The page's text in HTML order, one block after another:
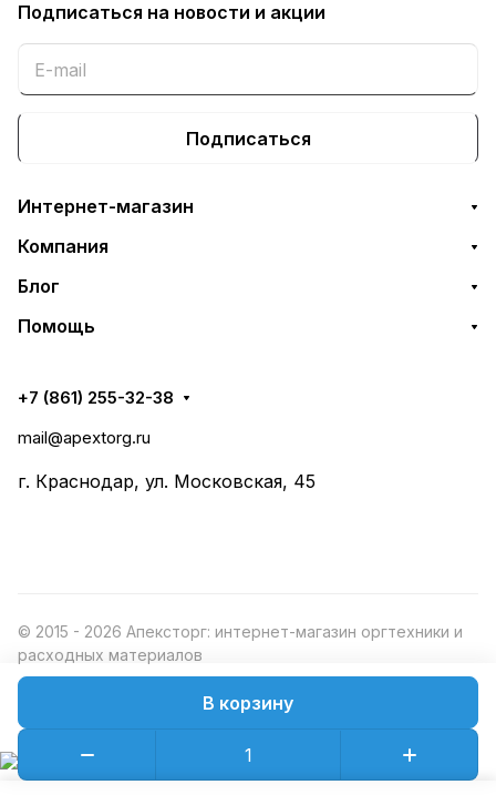
В корзину
Подписаться на новости и акции
Подписаться
Интернет-магазин
Компания
Блог
Помощь
+7 (861) 255-32-38
mail@apextorg.ru
г. Краснодар, ул. Московская, 45
© 2015 - 2026 Апексторг: интернет-магазин оргтехники и
расходных материалов
Конфиденциальность